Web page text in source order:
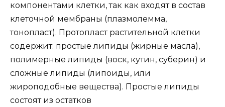
компонентами клетки, так как входят в состав
клеточной мембраны (плазмолемма,
тонопласт). Протопласт растительной клетки
содержит: простые липиды (жирные масла),
полимерные липиды (воск, кутин, суберин) и
сложные липиды (липоиды, или
жироподобные вещества). Простые липиды
состоят из остатков